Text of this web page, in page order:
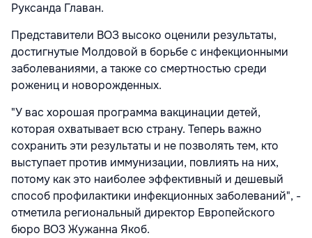
Руксанда Главан.
Представители ВОЗ высоко оценили результаты,
достигнутые Молдовой в борьбе с инфекционными
заболеваниями, а также со смертностью среди
рожениц и новорожденных.
"У вас хорошая программа вакцинации детей,
которая охватывает всю страну. Теперь важно
сохранить эти результаты и не позволять тем, кто
выступает против иммунизации, повлиять на них,
потому как это наиболее эффективный и дешевый
способ профилактики инфекционных заболеваний", -
отметила региональный директор Европейского
бюро ВОЗ Жужанна Якоб.